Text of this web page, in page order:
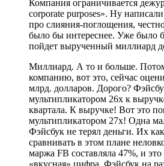
Компания ограничивается
corporate purposes». Ну
про слияния-поглощения,
было бы интереснее. Уже было
пойдет вырученный миллиард
Миллиард. А то и больше.
компанию, вот это, сейчас
млрд. долларов. Дорого?
мультипликатором 26х к
квартала. К выручке! Вот это
мультипликатором 27х! Одна
Фэйсбук не терял деньги. Их
сравнивать в этом плане
маржа FB составляла 47%, и
«вкусная» цифра. Фэйсбук на